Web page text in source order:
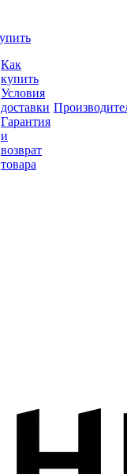
Как
купить
Условия
доставки
Гарантия
и
возврат
товара